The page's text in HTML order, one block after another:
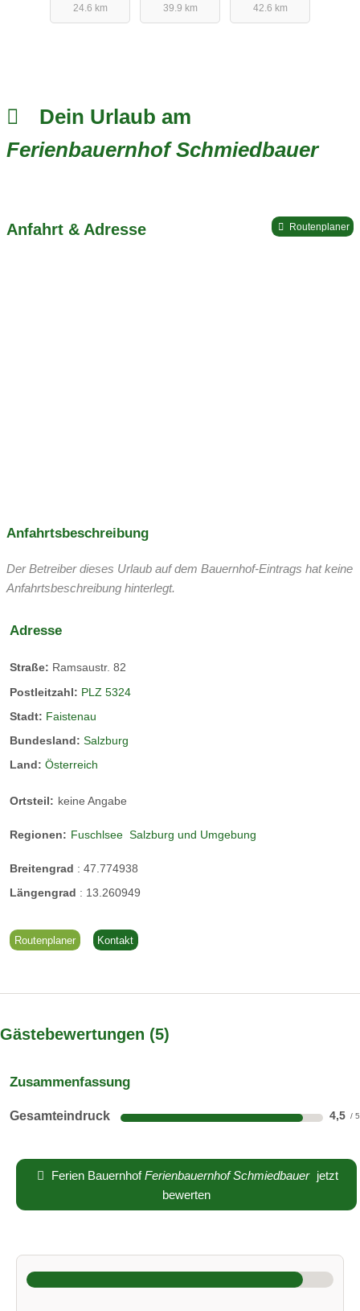
24.6 km
39.9 km
42.6 km
Dein Urlaub am
Ferienbauernhof Schmiedbauer
Anfahrt & Adresse Routenplaner
Anfahrtsbeschreibung
Der Betreiber dieses Urlaub auf dem Bauernhof-Eintrags hat keine
Anfahrtsbeschreibung hinterlegt.
Adresse
Straße: Ramsaustr. 82
Postleitzahl: PLZ 5324
Stadt: Faistenau
Bundesland: Salzburg
Land: Österreich
Ortsteil: keine Angabe
Regionen: Fuschlsee Salzburg und Umgebung
Breitengrad : 47.774938
Längengrad : 13.260949
Routenplaner Kontakt
Gästebewertungen 5
Zusammenfassung
Gesamteindruck 4,5
Ferien BauernhofFerienbauernhof Schmiedbauer
jetzt
bewerten